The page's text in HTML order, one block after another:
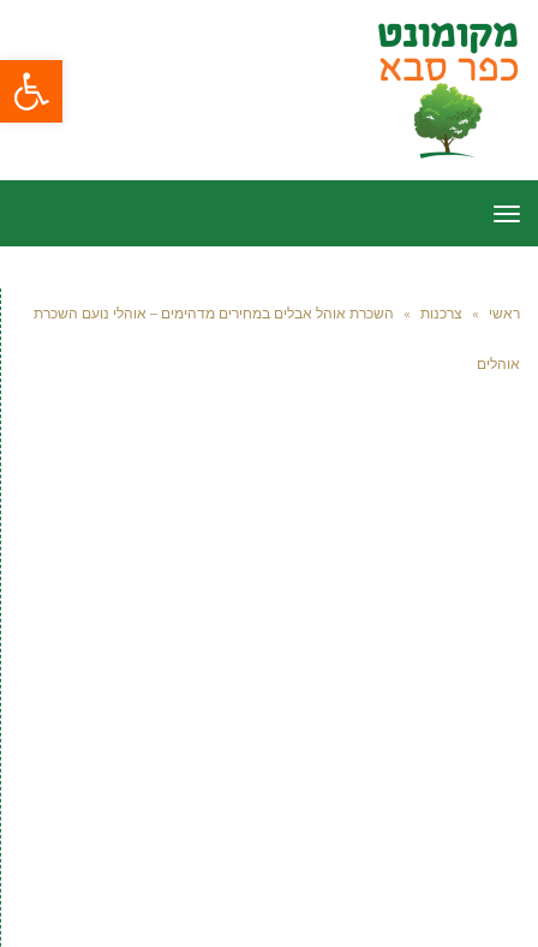
פתח
תפריט
ראשי » צרכנות » השכרת אוהל אבלים במחירים מדהימים – אוהלי נועם השכרת
אוהלים